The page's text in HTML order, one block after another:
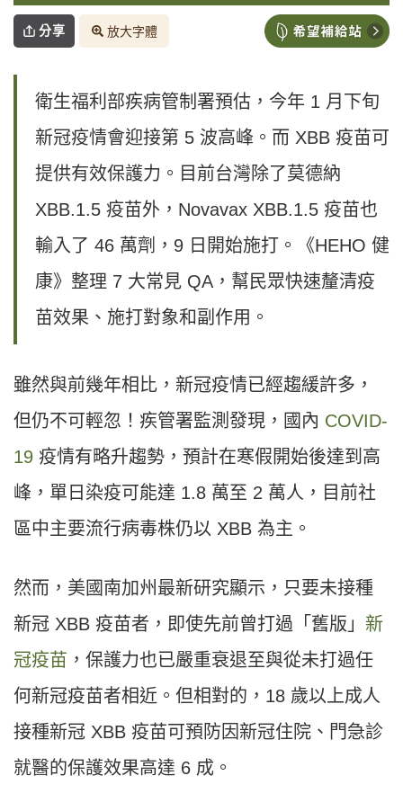
分享 放大字體
衛生福利部疾病管制署預估，今年 1 月下旬
新冠疫情會迎接第 5 波高峰。而 XBB 疫苗可
提供有效保護力。目前台灣除了莫德納
XBB.1.5 疫苗外，Novavax XBB.1.5 疫苗也
輸入了 46 萬劑，9 日開始施打。《HEHO 健
康》整理 7 大常見 QA，幫民眾快速釐清疫
苗效果、施打對象和副作用。
雖然與前幾年相比，新冠疫情已經趨緩許多，
但仍不可輕忽！疾管署監測發現，國內 COVID-
19 疫情有略升趨勢，預計在寒假開始後達到高
峰，單日染疫可能達 1.8 萬至 2 萬人，目前社
區中主要流行病毒株仍以 XBB 為主。
然而，美國南加州最新研究顯示，只要未接種
新冠 XBB 疫苗者，即使先前曾打過「舊版」 新
冠疫苗 ，保護力也已嚴重衰退至與從未打過任
何新冠疫苗者相近。但相對的，18 歲以上成人
接種新冠 XBB 疫苗可預防因新冠住院、門急診
就醫的保護效果高達 6 成。